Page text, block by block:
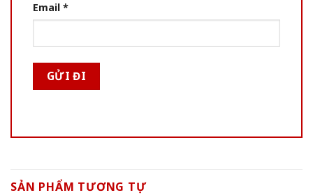
Email *
SẢN PHẨM TƯƠNG TỰ